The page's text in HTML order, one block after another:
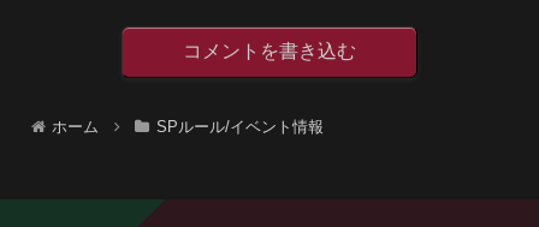
コメントを書き込む
ホーム SPルール/イベント情報